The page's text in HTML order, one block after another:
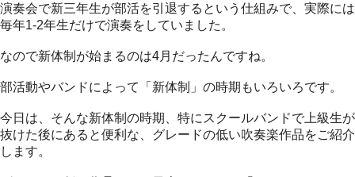
演奏会で新三年生が部活を引退するという仕組みで、実際には
毎年1-2年生だけで演奏をしていました。
なので新体制が始まるのは4月だったんですね。
部活動やバンドによって「新体制」の時期もいろいろです。
今日は、そんな新体制の時期、特にスクールバンドで上級生が
抜けた後にあると便利な、グレードの低い吹奏楽作品をご紹介
します。